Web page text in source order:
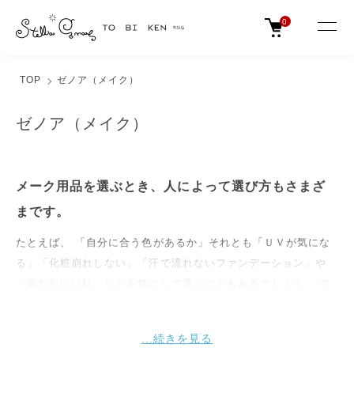
0
TOP ゼノア（メイク）
ゼノア（メイク）
メーク用品を選ぶとき、人によって選び方もさまざ
まです。
たとえば、 「自分に合う色があるか」それとも「ＵＶが気にな
る」「化粧崩れしない」「汗で流れないファンデーション」や
盛んに使われてものです。シリコーンは通気性に乏しく、強い撥